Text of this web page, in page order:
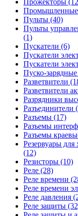
Промышленные
Пульты (40)
Пульты
(1)
Пускатели (6)
Пускатели
Пускатели
Пуско-
Разветвители
Разветвители
Разрядники
Разъединители
Разъемы (17)
Разъемы
Разъемы
Резервуары
(12)
Резисторы (10)
Реле (28)
Реле времени
Реле времени
Реле давления
Реле защиты